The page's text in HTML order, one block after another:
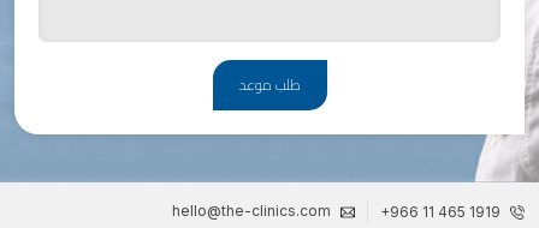
طلب موعد
+966 11 465 1919
hello@the-clinics.com